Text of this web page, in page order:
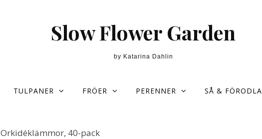
Slow Flower Garden
by Katarina Dahlin
TULPANER FRÖER PERENNER SÅ & FÖRODLA
Orkidéklämmor, 40-pack